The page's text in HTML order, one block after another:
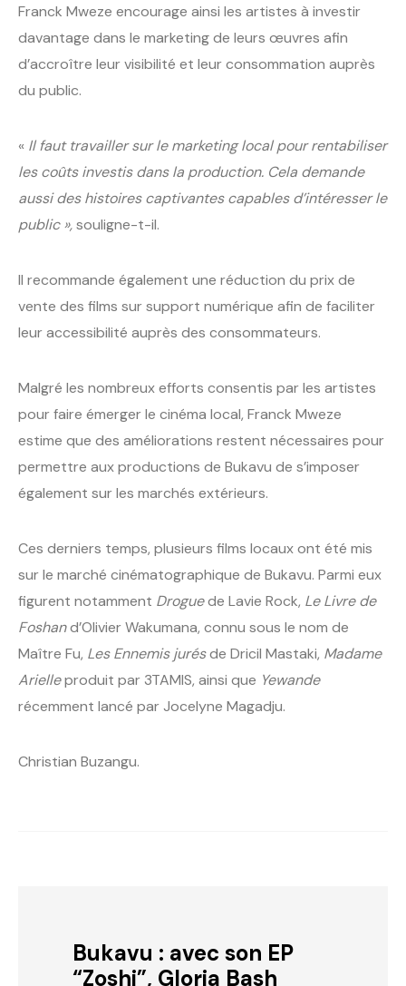
Franck Mweze encourage ainsi les artistes à investir
davantage dans le marketing de leurs œuvres afin
d’accroître leur visibilité et leur consommation auprès
du public.
« Il faut travailler sur le marketing local pour rentabiliser
les coûts investis dans la production. Cela demande
aussi des histoires captivantes capables d’intéresser le
public »,souligne-t-il.
Il recommande également une réduction du prix de
vente des films sur support numérique afin de faciliter
leur accessibilité auprès des consommateurs.
Malgré les nombreux efforts consentis par les artistes
pour faire émerger le cinéma local, Franck Mweze
estime que des améliorations restent nécessaires pour
permettre aux productions de Bukavu de s’imposer
également sur les marchés extérieurs.
Ces derniers temps, plusieurs films locaux ont été mis
sur le marché cinématographique de Bukavu. Parmi eux
figurent notamment Droguede Lavie Rock, Le Livre de
Foshand’Olivier Wakumana, connu sous le nom de
Maître Fu, Les Ennemis jurésde Dricil Mastaki, Madame
Arielleproduit par 3TAMIS, ainsi que Yewande
récemment lancé par Jocelyne Magadju.
Christian Buzangu.
Bukavu : avec son EP
“Zoshi”, Gloria Bash